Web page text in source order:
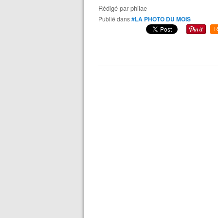
Rédigé parphilae
Publié dans#LA PHOTO DU MOIS